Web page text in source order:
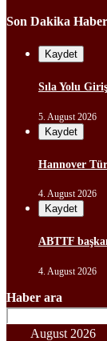
Son Dakika
Kaydet
Sıla Yolu
5. August 2026
Kaydet
Hannover
4. August 2026
Kaydet
ABTTF
4. August 2026
Haber ara
August 2026